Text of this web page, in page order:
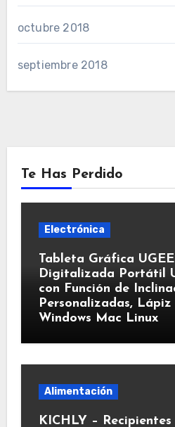
octubre 2018
septiembre 2018
Te Has Perdido
Electrónica
Tableta Gráfica
Digitalizada Portátil
con Función de
Personalizadas,
Windows Mac Linux
Alimentación
KICHLY –